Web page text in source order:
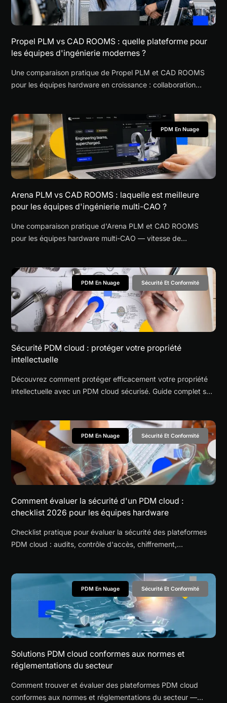
Propel PLM vs CAD ROOMS : quelle plateforme pour
les équipes d'ingénierie modernes ?
Une comparaison pratique de Propel PLM et CAD ROOMS
pour les équipes hardware en croissance : collaboration
PDM En Nuage
Arena PLM vs CAD ROOMS : laquelle est meilleure
pour les équipes d'ingénierie multi-CAO ?
Une comparaison pratique d'Arena PLM et CAD ROOMS
pour les équipes hardware multi-CAO — vitesse de
PDM En Nuage Sécurité Et Conformité
Sécurité PDM cloud : protéger votre propriété
intellectuelle
Découvrez comment protéger efficacement votre propriété
intellectuelle avec un PDM cloud sécurisé. Guide complet sur
et les meilleures pratiques de sécurité pour les PME
manufacturières. Protégez vos fichiers CAO, nomenclatures
et spécifications contre le vol de données et les
cybermenaces.
PDM En Nuage Sécurité Et Conformité
Comment évaluer la sécurité d'un PDM cloud :
checklist 2026 pour les équipes hardware
Checklist pratique pour évaluer la sécurité des plateformes
PDM cloud : audits, contrôle d'accès, chiffrement,
PDM En Nuage Sécurité Et Conformité
Solutions PDM cloud conformes aux normes et
réglementations du secteur
Comment trouver et évaluer des plateformes PDM cloud
conformes aux normes et réglementations du secteur —